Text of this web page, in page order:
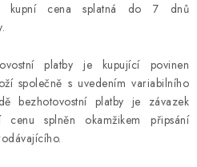
kupní cena splatná do 7 dnů
platby je kupující povinen
společně s uvedením variabilního
bezhotovostní platby je závazek
splněn okamžikem připsání